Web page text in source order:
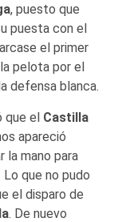
, puesto que
puesta con el
el primer
pelota por el
defensa blanca.
que el Castilla
apareció
la mano para
Lo que no pudo
el disparo de
. De nuevo